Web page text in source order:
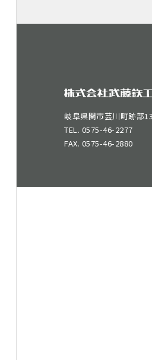
岐阜県関市芸川町跡部
TEL. 0575-46-2277
FAX. 0575-46-2880